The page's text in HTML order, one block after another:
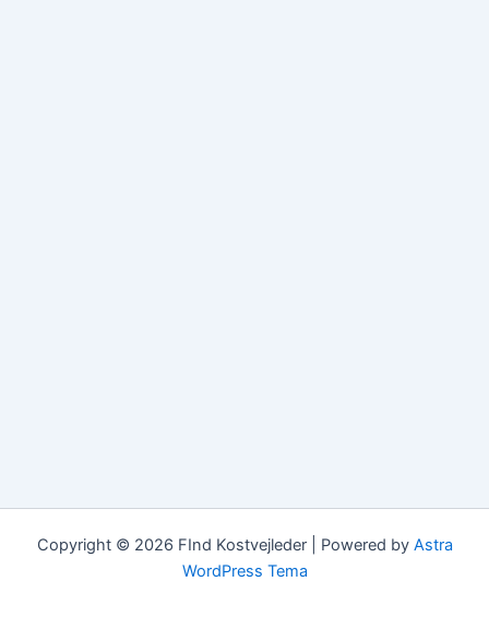
Copyright © 2026 FInd Kostvejleder | Powered by Astra
WordPress Tema